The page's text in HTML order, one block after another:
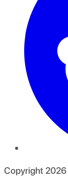
Copyright 2026